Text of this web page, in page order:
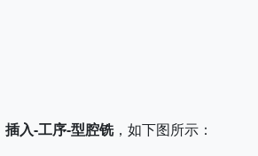
插入-工序-型腔铣，如下图所示：